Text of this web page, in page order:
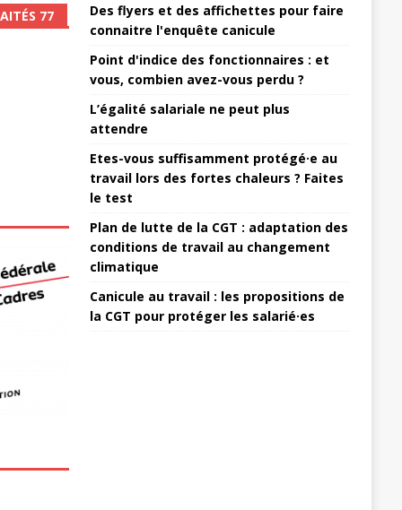
77
Des flyers et des affichettes pour faire
connaitre l'enquête canicule
Point d'indice des fonctionnaires : et
vous, combien avez-vous perdu ?
L’égalité salariale ne peut plus
attendre
Etes-vous suffisamment protégé·e au
travail lors des fortes chaleurs ? Faites
le test
Plan de lutte de la CGT : adaptation des
conditions de travail au changement
climatique
Canicule au travail : les propositions de
la CGT pour protéger les salarié·es